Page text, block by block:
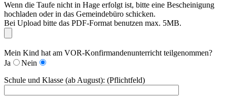
Wenn die Taufe nicht in Hage erfolgt ist, bitte eine Bescheinigung
hochladen oder in das Gemeindebüro schicken.
Bei Upload bitte das PDF-Format benutzen max. 5MB.
Mein Kind hat am VOR-Konfirmandenunterricht teilgenommen?
Ja
Nein
Schule und Klasse (ab August): (Pflichtfeld)